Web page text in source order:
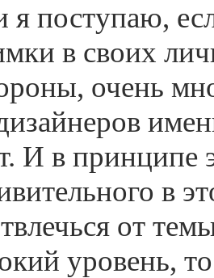
я поступаю,
в своих
очень
И в принципе
в
от
уровень,